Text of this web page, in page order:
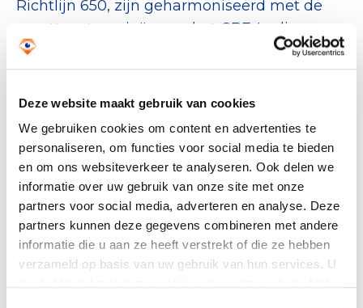
Deze website maakt gebruik van cookies
We gebruiken cookies om content en advertenties te
personaliseren, om functies voor social media te bieden
en om ons websiteverkeer te analyseren. Ook delen we
informatie over uw gebruik van onze site met onze
partners voor social media, adverteren en analyse. Deze
partners kunnen deze gegevens combineren met andere
informatie die u aan ze heeft verstrekt of die ze hebben
verzameld op basis van uw gebruik van hun services. U
Richtlijn 650, zijn geharmoniseerd met de
groottecategorieën van het CBF. In die
indeling kwalificeert een organisatie als
‘groot’ vanaf 1 miljoen Euro baten per jaar. De
wetgever legt die grens in BW2 titel 9 veel
Richtlijnen van de jaarverslaggeving gelden
voor grote organisaties vinden in de Richtlijn
650 een vertaalslag naar de context van
goede doelen. Dat is belangrijk omdat de
gebruiker van de jaarrekening van goede
doelen een particuliere donateur of een